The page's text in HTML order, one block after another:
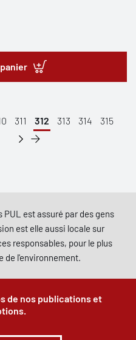
311 312 313 314
315
est assuré par des gens
est elle aussi locale sur
responsables, pour le plus
de l'environnement.
de nos publications et